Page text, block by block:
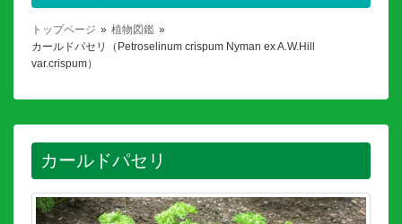
トップページ
植物図鑑
カールドパセリ（Petroselinum crispum Nyman ex A.W.Hill
var.crispum）
カールドパセリ